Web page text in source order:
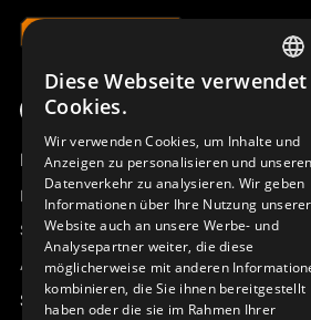
DOPPELDRUCKTASTER AQ80
949827-
Produktübersicht
Remotus
Sesam
Access_Ctrl
Support
Diese Webseite verwendet
Cookies.
Wir verwenden Cookies, um Inhalte und
Anzeigen zu personalisieren und unseren
Datenverkehr zu analysieren. Wir geben
Informationen über Ihre Nutzung unserer
Website auch an unsere Werbe- und
Analysepartner weiter, die diese
möglicherweise mit anderen
kombinieren, die Sie ihnen bereitgestellt
haben oder die sie im Rahmen Ihrer